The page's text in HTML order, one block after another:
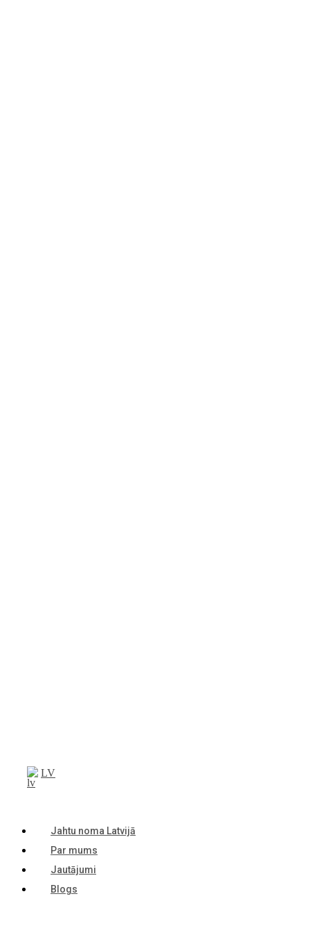
LV
Jahtu noma Latvijā
Par mums
Jautājumi
Blogs